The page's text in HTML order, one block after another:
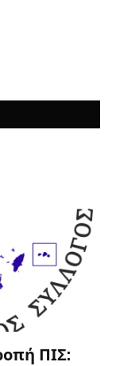
ΠΙΣ: